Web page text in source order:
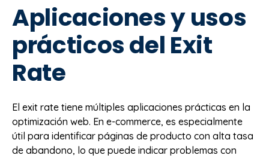
Aplicaciones y usos
prácticos del Exit
Rate
El exit rate tiene múltiples aplicaciones prácticas en la
optimización web. En e-commerce, es especialmente
útil para identificar páginas de producto con alta tasa
de abandono, lo que puede indicar problemas con